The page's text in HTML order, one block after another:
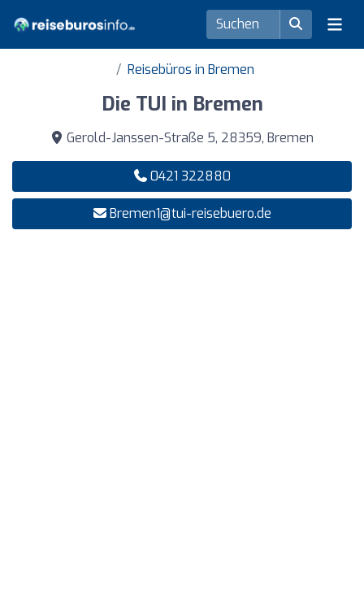
Reisebüros in Bremen
Die TUI in Bremen
Gerold-Janssen-Straße 5, 28359, Bremen
0421 322880
Bremen1@tui-reisebuero.de